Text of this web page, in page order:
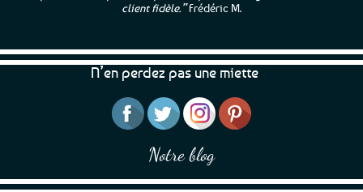
choisies
client fidèle.”Frédéric M.
N’en perdez pas une miette
Notre blog